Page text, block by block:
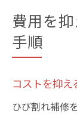
費用を
手順
コストを抑
ひび割れ補修